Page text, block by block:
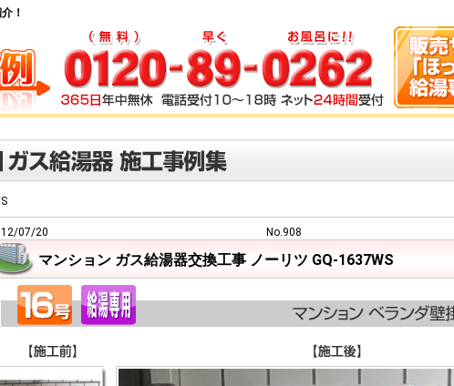
！
07/20 No.908
マンション ガス給湯器交換工事 ノーリツ GQ-1637WS